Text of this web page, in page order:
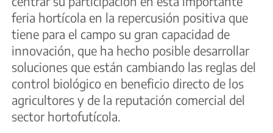
feria hortícola en la repercusión positiva que
tiene para el campo su gran capacidad de
innovación, que ha hecho posible desarrollar
soluciones que están cambiando las reglas del
control biológico en beneficio directo de los
agricultores y de la reputación comercial del
sector hortofutícola.